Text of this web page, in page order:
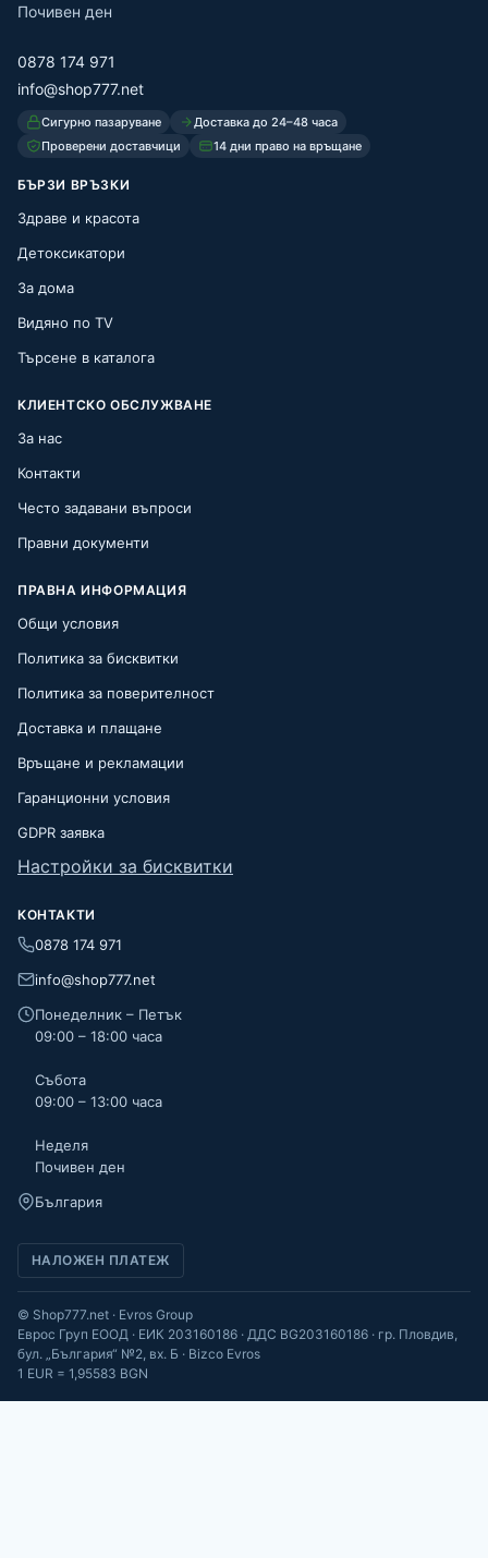
Почивен ден
0878 174 971
info@shop777.net
Сигурно пазаруване
Доставка до 24–48 часа
Проверени доставчици
14 дни право на връщане
БЪРЗИ ВРЪЗКИ
Здраве и красота
Детоксикатори
За дома
Видяно по TV
Търсене в каталога
КЛИЕНТСКО ОБСЛУЖВАНЕ
За нас
Контакти
Често задавани въпроси
Правни документи
ПРАВНА ИНФОРМАЦИЯ
Общи условия
Политика за бисквитки
Политика за поверителност
Доставка и плащане
Връщане и рекламации
Гаранционни условия
GDPR заявка
Настройки за бисквитки
КОНТАКТИ
0878 174 971
info@shop777.net
Понеделник – Петък
09:00 – 18:00 часа
Събота
09:00 – 13:00 часа
Неделя
Почивен ден
България
НАЛОЖЕН ПЛАТЕЖ
© Shop777.net · Evros Group
Еврос Груп ЕООД · ЕИК 203160186 · ДДС BG203160186 · гр. Пловдив,
бул. „България“ №2, вх. Б · Bizco Evros
1 EUR = 1,95583 BGN